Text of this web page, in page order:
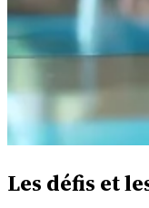
Les défis et